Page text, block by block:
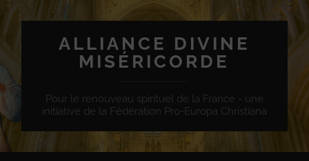
ALLIANCE DIVINE
MISÉRICORDE
Pour le renouveau spirituel de la France - une
initiative de la Fédération Pro-Europa Christiana